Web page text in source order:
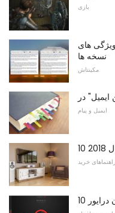
بازی
های
نسخه ها
مکینتاش
ایمیل و پیام
راهنماهای خرید
درایور